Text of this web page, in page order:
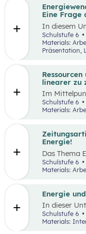
Eine Frage
In diesem
zuerst mit
dem
Schulstufe 6
Materials:
Präsentation,
Energie
In dieser
Methode
es, Inhalte
Schulstufe 6
Materials:
linearer zu
Im
steht ein
Thema
„Wohin?“
erarbeitet.
Schulstufe 6
Materials:
und
Energie!
Das Thema
täglichen
wird oft von
Energie
Schulstufe 6
Materials: